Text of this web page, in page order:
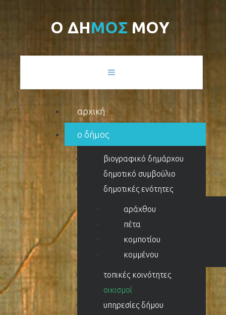
Ο ΔΗΜΟΣ ΜΟΥ
αρχική
ο δήμος
βιογραφικό δημάρχου
δημοτικό συμβούλιο
δημοτικές ενότητες
αράχθου
πέτα
κομποτίου
κομμένου
τοπικές κοινότητες
οικισμοί
υπηρεσίες δήμου